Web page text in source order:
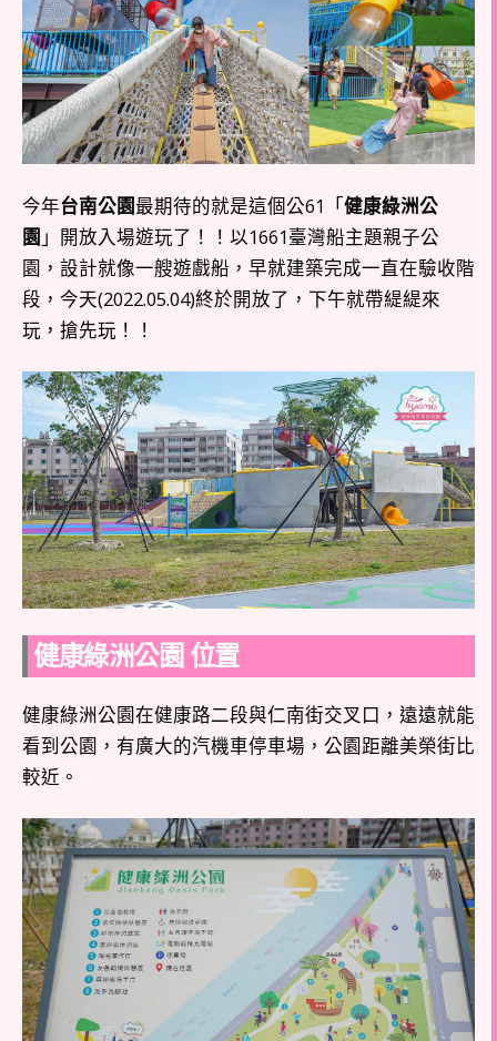
今年台南公園最期待的就是這個公61「健康綠洲公
園 」開放入場遊玩了！！以1661臺灣船主題親子公
園，設計就像一艘遊戲船，早就建築完成一直在驗收階
段，今天(2022.05.04)終於開放了，下午就帶緹緹來
玩，搶先玩！！
健康綠洲公園 位置
健康綠洲公園在健康路二段與仁南街交叉口，遠遠就能
看到公園，有廣大的汽機車停車場，公園距離美榮街比
較近。